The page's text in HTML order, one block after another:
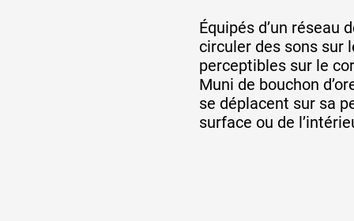
Équipés d’un réseau
circuler des sons sur
perceptibles sur le
Muni de bouchon
se déplacent sur sa
surface ou de